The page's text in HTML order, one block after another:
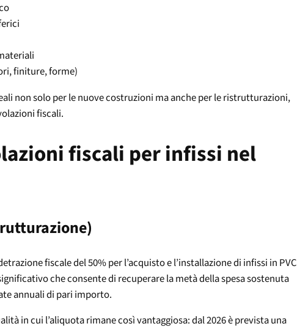
finiture, forme)
non solo per le nuove costruzioni ma anche per le ristrutturazioni,
fiscali.
fiscali per infissi nel
fiscale del 50% per l’acquisto e l’installazione di infissi in PVC
che consente di recuperare la metà della spesa sostenuta
annuali di pari importo.
in cui l’aliquota rimane così vantaggiosa: dal 2026 è prevista una